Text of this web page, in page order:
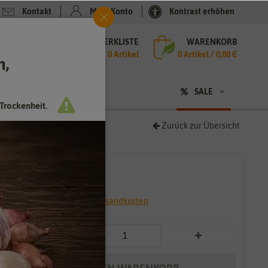
Kontakt Mein Konto Kontrast erhöhen
MERKLISTE
0 Artikel
WARENKORB
0Artikel /0,00 €
SALE
Zurück zur Übersicht
* inkl. 7% MwSt. zzgl. Versandkosten